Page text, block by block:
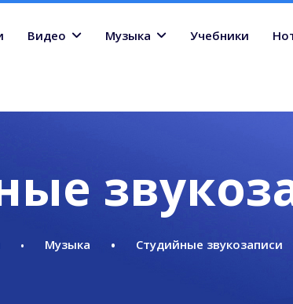
Видео Музыка Учебники
Музыка Студийные звукозаписи